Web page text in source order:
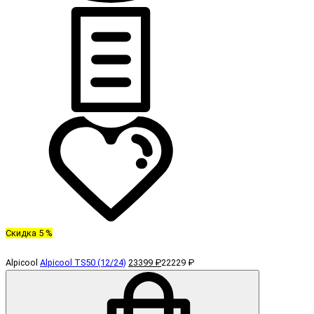
Скидка 5 %
Alpicool Alpicool TS50 (12/24) 23399 ₽22229 ₽